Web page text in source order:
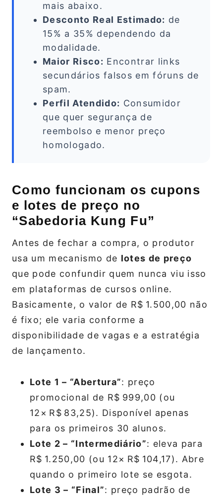
mais abaixo.
Desconto Real Estimado: de
15% a 35% dependendo da
modalidade.
Maior Risco: Encontrar links
secundários falsos em fóruns de
spam.
Perfil Atendido: Consumidor
que quer segurança de
reembolso e menor preço
homologado.
Como funcionam os cupons
e lotes de preço no
“Sabedoria Kung Fu”
Antes de fechar a compra, o produtor
usa um mecanismo de lotes de preço
que pode confundir quem nunca viu isso
em plataformas de cursos online.
Basicamente, o valor de R$ 1.500,00 não
é fixo; ele varia conforme a
disponibilidade de vagas e a estratégia
de lançamento.
Lote 1 – “Abertura”: preço
promocional de R$ 999,00 (ou
12× R$ 83,25). Disponível apenas
para os primeiros 30 alunos.
Lote 2 – “Intermediário”: eleva para
R$ 1.250,00 (ou 12× R$ 104,17). Abre
quando o primeiro lote se esgota.
Lote 3 – “Final”: preço padrão de